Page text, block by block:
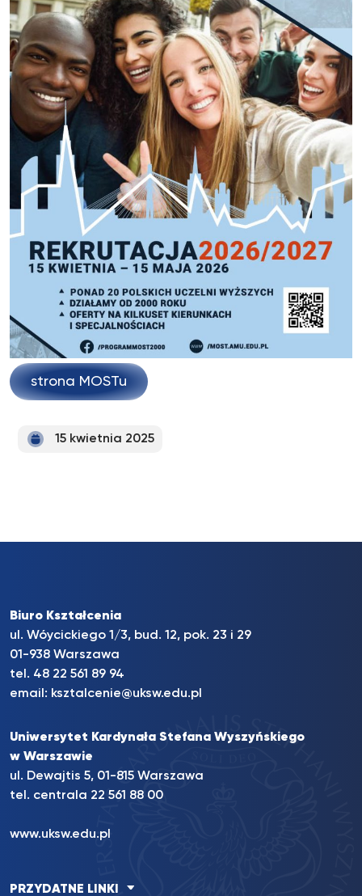
strona MOSTu
15 kwietnia 2025
Biuro Kształcenia
ul. Wóycickiego 1/3, bud. 12, pok. 23 i 29
01-938 Warszawa
tel. 48 22 561 89 94
email: ksztalcenie@uksw.edu.pl
Uniwersytet Kardynała Stefana Wyszyńskiego
w Warszawie
ul. Dewajtis 5, 01-815 Warszawa
tel. centrala 22 561 88 00
www.uksw.edu.pl
PRZYDATNE LINKI